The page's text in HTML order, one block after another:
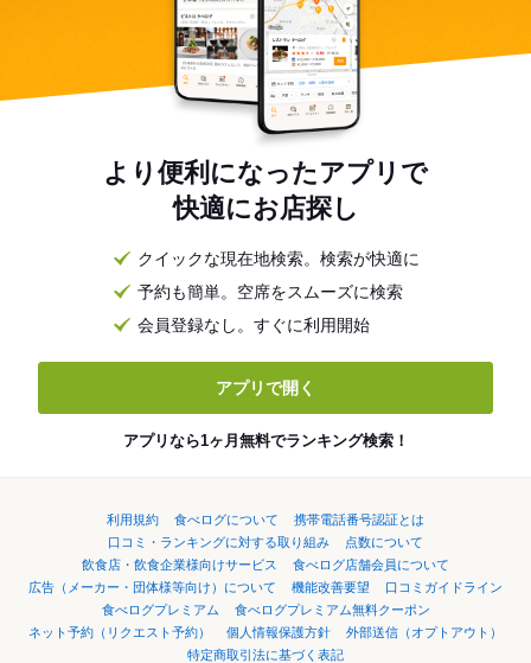
より便利になったアプリで
快適にお店探し
クイックな現在地検索。検索が快適に
予約も簡単。空席をスムーズに検索
会員登録なし。すぐに利用開始
アプリで開く
アプリなら1ヶ月無料でランキング検索！
利用規約 食べログについて
携帯電話番号認証とは
口コミ・ランキングに対する取り組み
点数について
飲食店・飲食企業様向けサービス
食べログ店舗会員について
広告（メーカー・団体様等向け）について
機能改善要望
口コミガイドライン
食べログプレミアム
食べログプレミアム無料クーポン
ネット予約（リクエスト予約）
個人情報保護方針
外部送信（オプトアウト）
特定商取引法に基づく表記